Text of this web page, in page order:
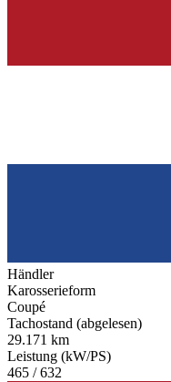
Händler
Karosserieform
Coupé
Tachostand (abgelesen)
29.171 km
Leistung (kW/PS)
465 / 632